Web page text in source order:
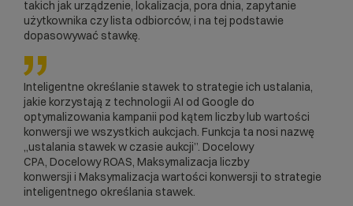
takich jak urządzenie, lokalizacja, pora dnia, zapytanie
użytkownika czy lista odbiorców, i na tej podstawie
dopasowywać stawkę.
Inteligentne określanie stawek to strategie ich ustalania,
jakie korzystają z technologii AI od Google do
optymalizowania kampanii pod kątem liczby lub wartości
konwersji we wszystkich aukcjach. Funkcja ta nosi nazwę
„ustalania stawek w czasie aukcji”. Docelowy
CPA, Docelowy ROAS, Maksymalizacja liczby
konwersji i Maksymalizacja wartości konwersji to strategie
inteligentnego określania stawek.